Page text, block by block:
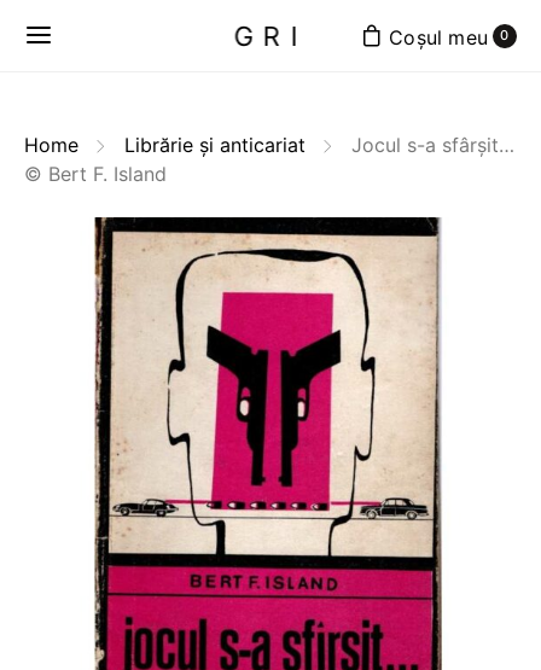
GRI 0
Home Librărie și anticariat
Jocul s-a sfârșit…
© Bert F. Island